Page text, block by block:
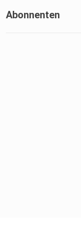
Abonnenten